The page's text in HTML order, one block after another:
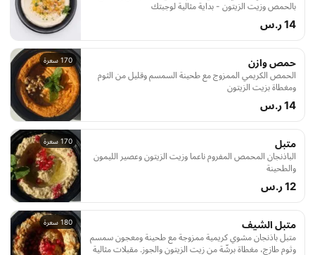
بالحمص وزيت الزيتون - بداية مثالية لوجبتك
14 ر.س
170 سعرة حمص وازن
الحمص الكريمي الممزوج مع طحينة السمسم وقليل من الثوم
ومغطاة بزيت الزيتون
14 ر.س
170 سعرة متبل
الباذنجان المحمص المفروم ناعما وزيت الزيتون وعصير الليمون
والطحينة
12 ر.س
180 سعرة متبل الشيف
متبل باذنجان مشوي كريمية ممزوجة مع طحينة ومعجون سمسم
وثوم طازج، مغطاة برشّة من زيت الزيتون والجوز. مقبلات مثالية